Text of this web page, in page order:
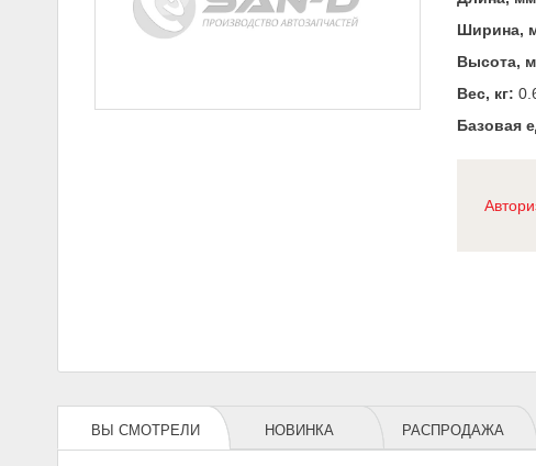
Ширина,
Высота,
Вес, кг:
Базовая
ВЫ СМОТРЕЛИ НОВИНКА РАСПРОДАЖА